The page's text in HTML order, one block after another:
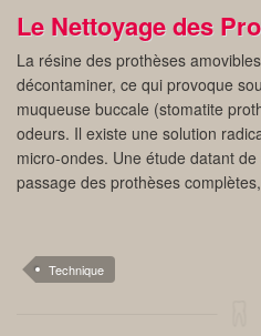
Le Nettoyage des
La résine des prothèses
décontaminer, ce qui provoque
muqueuse buccale (stomatite
odeurs. Il existe une solution
micro-ondes. Une étude datant
passage des prothèses
Technique